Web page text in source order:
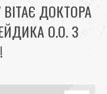
in
new
in
new
in
new
ДОКТОРА
О.О. З